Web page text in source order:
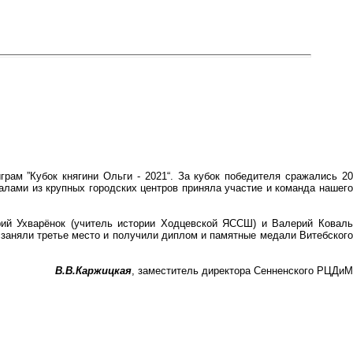
”Кубок княгини Ольги - 2021“. За кубок победителя сражались 20
из крупных городских центров приняла участие и команда нашего
Ухварёнок (учитель истории Ходцевской ЯССШ) и Валерий Коваль
третье место и получили диплом и памятные медали Витебского
В.В.Каржицкая, заместитель директора Сенненского РЦДиМ